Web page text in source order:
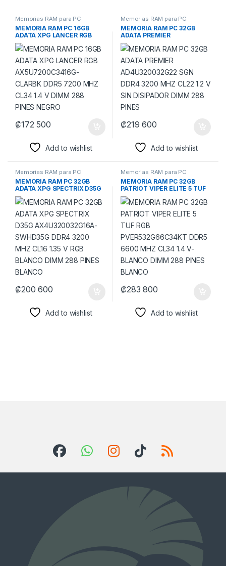
Memorias RAM para PC
MEMORIA RAM PC 16GB
ADATA XPG LANCER RGB
AX5U7200C3416G-CLARBK
DDR5 7200 MHZ CL34 1.4 V
DIMM 288 PINES NEGRO
₡172 500
Add to wishlist
Memorias RAM para PC
MEMORIA RAM PC 32GB
ADATA PREMIER
AD4U320032G22 SGN DDR4
3200 MHZ CL22 1.2 V SIN
DISIPADOR DIMM 288 PINES
₡219 600
Add to wishlist
Memorias RAM para PC
MEMORIA RAM PC 32GB
ADATA XPG SPECTRIX D35G
AX4U320032G16A-
SWHD35G DDR4 3200 MHZ
CL16 1.35 V RGB BLANCO
DIMM 288 PINES BLANCO
₡200 600
Add to wishlist
Memorias RAM para PC
MEMORIA RAM PC 32GB
PATRIOT VIPER ELITE 5 TUF
RGB PVER532G66C34KT
DDR5 6600 MHZ CL34 1.4 V-
BLANCO DIMM 288 PINES
BLANCO
₡283 800
Add to wishlist